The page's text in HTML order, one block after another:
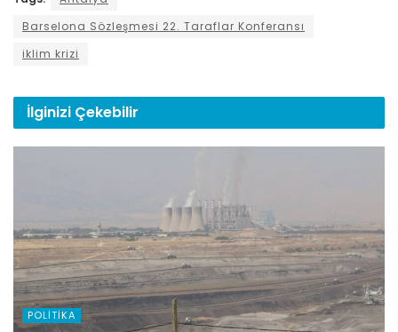
Barselona Sözleşmesi 22. Taraflar Konferansı
iklim krizi
İlginizi Çekebilir
POLITIKA